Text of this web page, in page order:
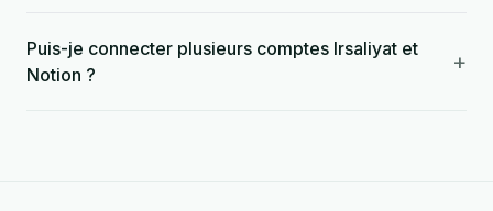
Puis-je connecter plusieurs comptes Irsaliyat et
Notion ?
+